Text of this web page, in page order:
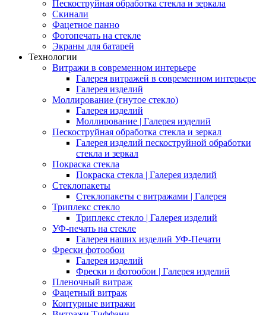
Пескоструйная обработка стекла и зеркала
Скинали
Фацетное панно
Фотопечать на стекле
Экраны для батарей
Технологии
Витражи в современном интерьере
Галерея витражей в современном интерьере
Галерея изделий
Моллирование (гнутое стекло)
Галерея изделий
Моллирование | Галерея изделий
Пескоструйная обработка стекла и зеркал
Галерея изделий пескоструйной обработки
стекла и зеркал
Покраска стекла
Покраска стекла | Галерея изделий
Стеклопакеты
Стеклопакеты с витражами | Галерея
Триплекс стекло
Триплекс стекло | Галерея изделий
УФ-печать на стекле
Галерея наших изделий УФ-Печати
Фрески фотообои
Галерея изделий
Фрески и фотообои | Галерея изделий
Пленочный витраж
Фацетный витраж
Контурные витражи